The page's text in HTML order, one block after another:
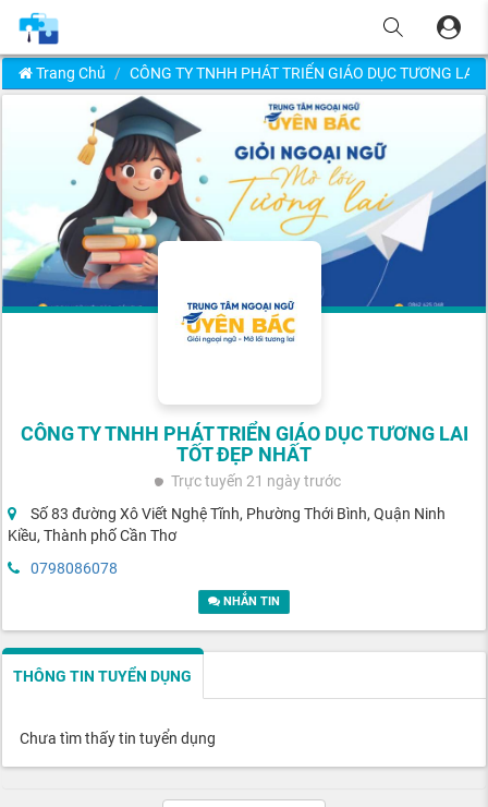
Trang Chủ CÔNG TY TNHH PHÁT TRIỂN GIÁO DỤC TƯƠNG LAI
CÔNG TY TNHH PHÁT TRIỂN GIÁO DỤC TƯƠNG LAI
TỐT ĐẸP NHẤT
Trực tuyến 21 ngày trước
Số 83 đường Xô Viết Nghệ Tĩnh, Phường Thới Bình, Quận Ninh
Kiều, Thành phố Cần Thơ
0798086078
NHẮN TIN
THÔNG TIN TUYỂN DỤNG
Chưa tìm thấy tin tuyển dụng